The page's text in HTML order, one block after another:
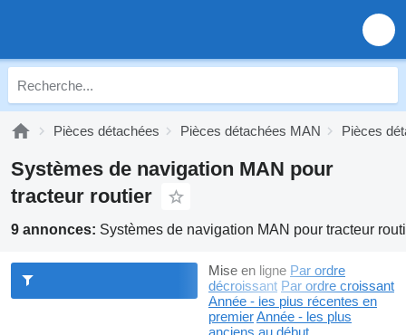
Pièces détachées Pièces détachées MAN Pièces
Systèmes de navigation MAN pour
tracteur routier
9 annonces: Systèmes de navigation MAN pour tracteur
Mise en ligne Par ordre
décroissant Par ordre croissant
Année - les plus récentes en
premierAnnée - les plus
anciens au début